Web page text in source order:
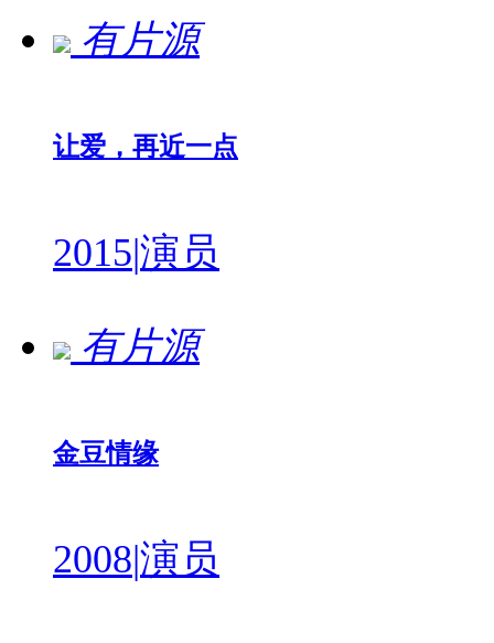
有片源
让爱，再近一点
2015|演员
有片源
金豆情缘
2008|演员